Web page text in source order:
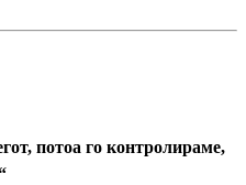
потоа го контролираме,